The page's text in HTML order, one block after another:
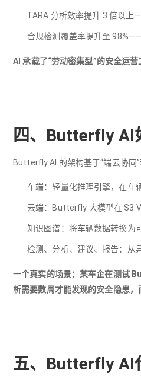
TARA 分析效率提升 3 倍以上
合规检测覆盖率提升至
AI 承载了“劳动密集型”的安全运
四、Butterfly AI
Butterfly AI 的架构基于“端云协同”
车端：轻量化推理引擎，在车
云端：Butterfly 大模型在 S3
知识图谱：将车辆数据转换为
检测、分析、建议、报告：从
一个真实的场景：某车企在测试
析需要数周才能发现的安全隐患
五、Butterfly AI